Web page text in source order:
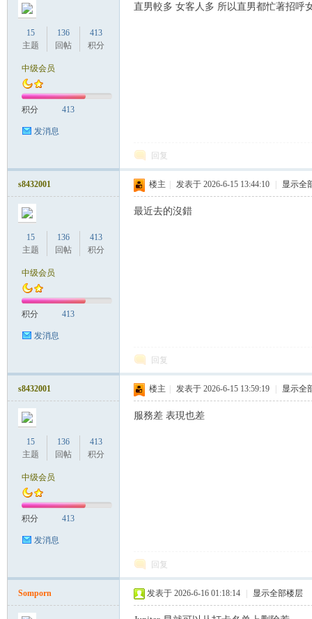
15
主题
136
回帖
413
积分
中级会员
积分 413
发消息
直男較多 女客人多 所以直男都忙著招呼
回复
s8432001
15
主题
136
回帖
413
积分
中级会员
积分 413
发消息
楼主 发表于 2026-6-15 13:44:10 显示全
最近去的沒錯
回复
s8432001
15
主题
136
回帖
413
积分
中级会员
积分 413
发消息
楼主 发表于 2026-6-15 13:59:19 显示全
服務差 表現也差
回复
Somporn 发表于 2026-6-16 01:18:14 显示全部楼层